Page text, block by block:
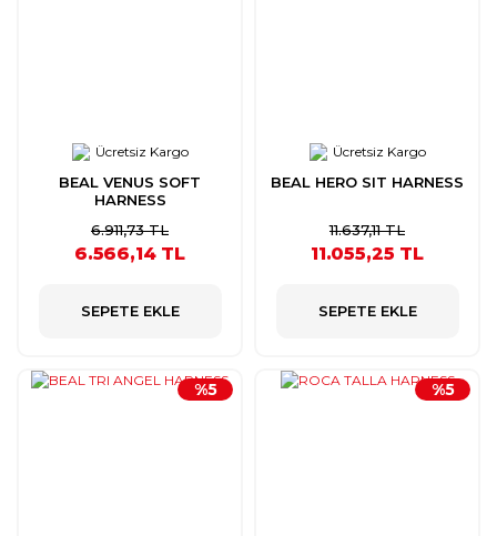
Ücretsiz Kargo
BEAL VENUS SOFT
HARNESS
6.911,73 TL
6.566,14 TL
SEPETE EKLE
Ücretsiz Kargo
BEAL HERO SIT HARNESS
11.637,11 TL
11.055,25 TL
SEPETE EKLE
%5 %5